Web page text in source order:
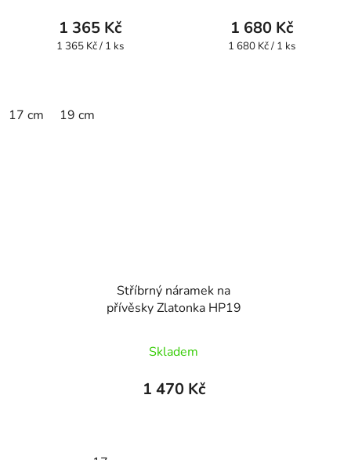
1 365 Kč
Měrná
1 365 Kč / 1 ks
17 cm 19 cm
1 680 Kč
Měrná
1 680 Kč / 1 ks
Stříbrný náramek na
přívěsky Zlatonka HP19
Skladem
1 470 Kč